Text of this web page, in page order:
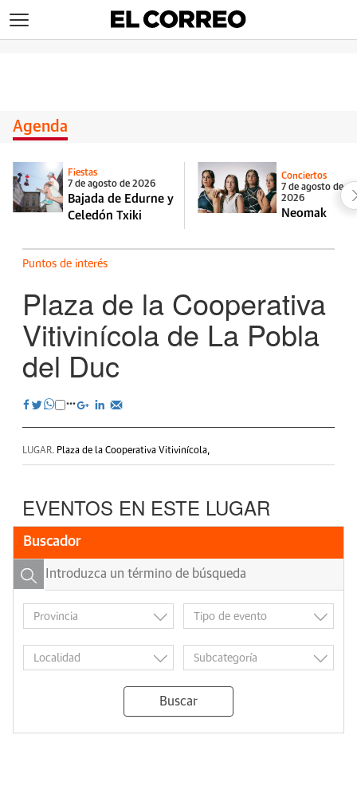
Agenda
Fiestas
7 de agosto de 2026
Bajada de Edurne y
Celedón Txiki
Conciertos
7 de agosto de
2026
Neomak
Puntos de interés
Plaza de la Cooperativa
Vitivinícola de La Pobla
del Duc
LUGAR. Plaza de la Cooperativa Vitivinícola,
EVENTOS EN ESTE LUGAR
Buscador
Buscar